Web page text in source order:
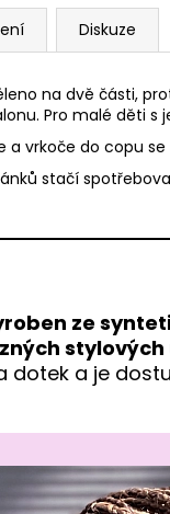
Diskuze
na dvě části,
Pro malé děti
a vrkoče do copu
stačí
ze
stylových
dotek a je